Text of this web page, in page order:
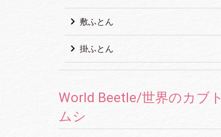
敷ふとん
掛ふとん
World Beetle/世界のカブト
ムシ